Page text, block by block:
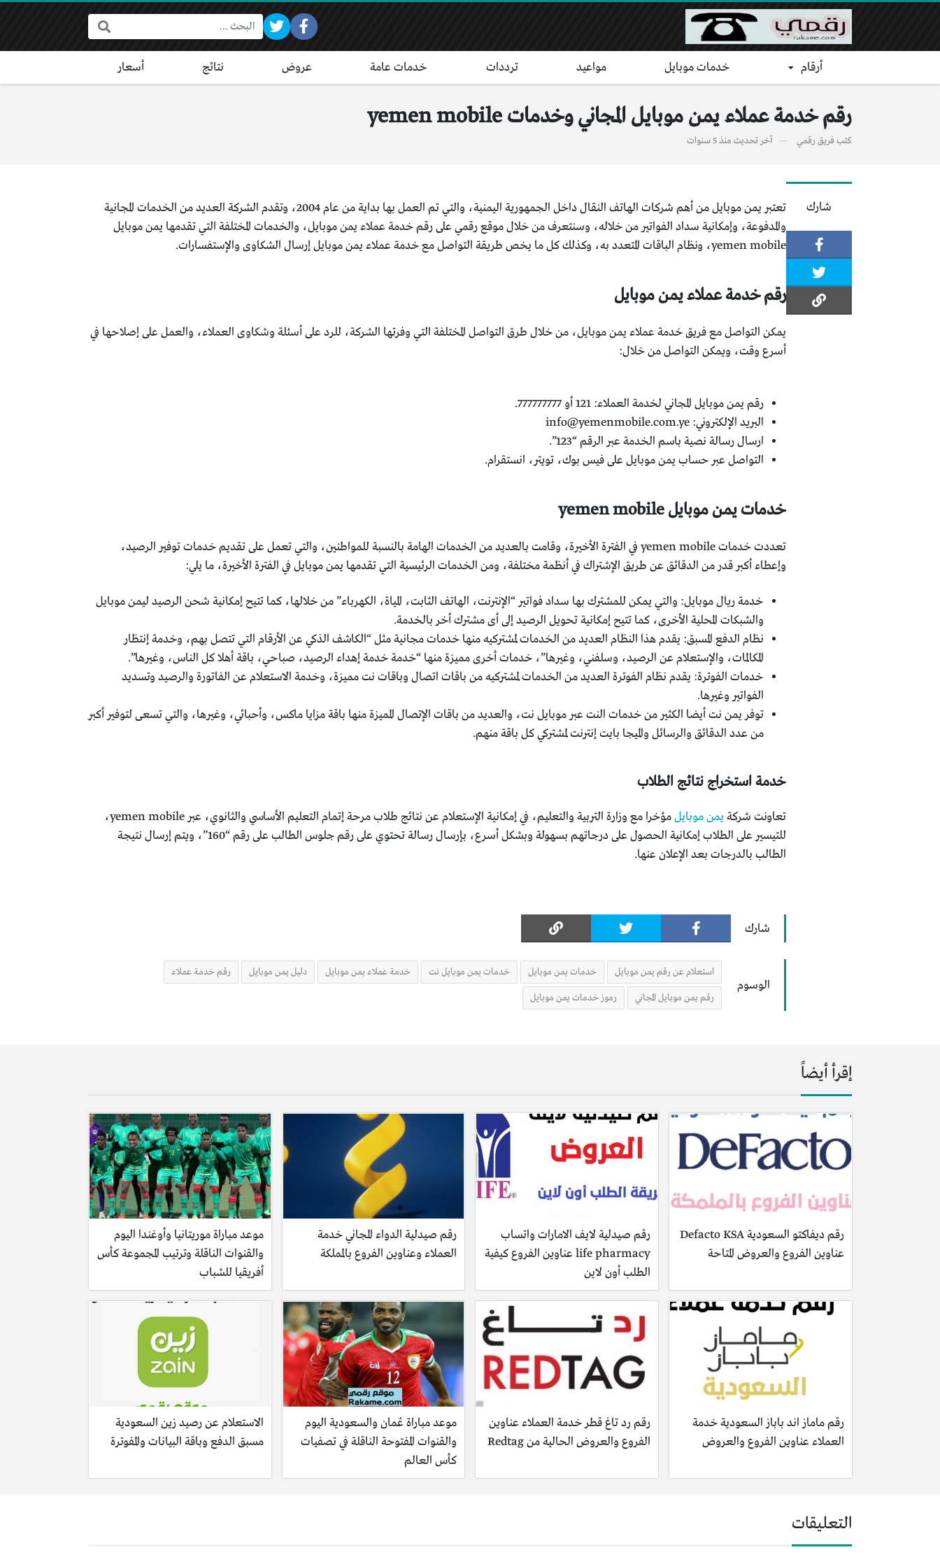
البحث:
أرقام خدمات موبايل مواعيد ترددات خدمات عامة عروض نتائج أسعار
رقم خدمة عملاء يمن موبايل المجاني وخدمات yemen mobile
كتب فريق رقمي آخر تحديث منذ 5 سنوات
شارك
تعتبر يمن موبايل من أهم شركات الهاتف النقال داخل الجمهورية اليمنية، والتي تم العمل بها بداية من عام 2004، وتقدم الشركة العديد من الخدمات المجانية
والمدفوعة، وإمكانية سداد الفواتير من خلاله، وسنتعرف من خلال موقع رقمي على رقم خدمة عملاء يمن موبايل، والخدمات المختلفة التي تقدمها يمن موبايل
yemen mobile، ونظام الباقات المتعدد به، وكذلك كل ما يخص طريقة التواصل مع خدمة عملاء يمن موبايل إرسال الشكاوى والإستفسارات.
رقم خدمة عملاء يمن موبايل
يمكن التواصل مع فريق خدمة عملاء يمن موبايل، من خلال طرق التواصل المختلفة التي وفرتها الشركة، للرد على أسئلة وشكاوى العملاء، والعمل على إصلاحها في
أسرع وقت، ويمكن التواصل من خلال:
رقم يمن موبايل المجاني لخدمة العملاء: 121 أو 777777777.
البريد الإلكتروني: info@yemenmobile.com.ye
ارسال رسالة نصية باسم الخدمة عبر الرقم “123”.
التواصل عبر حساب يمن موبايل على فيس بوك، تويتر، انستقرام.
خدمات يمن موبايل yemen mobile
تعددت خدمات yemen mobile في الفترة الأخيرة، وقامت بالعديد من الخدمات الهامة بالنسبة للمواطنين، والتي تعمل على تقديم خدمات توفير الرصيد،
وإعطاء أكبر قدر من الدقائق عن طريق الإشتراك في أنظمة مختلفة، ومن الخدمات الرئيسية التي تقدمها يمن موبايل في الفترة الأخيرة، ما يلي:
خدمة ريال موبايل: والتي يمكن للمشترك بها سداد فواتير “الإنترنت، الهاتف الثابت، المياة، الكهرباء” من خلالها، كما تتيح إمكانية شحن الرصيد ليمن موبايل
والشبكات المحلية الأخرى، كما تتيح إمكانية تحويل الرصيد إلى أى مشترك أخر بالخدمة.
نظام الدفع المسبق: يقدم هذا النظام العديد من الخدمات لمشتركيه منها خدمات مجانية مثل “الكاشف الذكي عن الأرقام التي تتصل بهم، وخدمة إنتظار
المكالمات، والإستعلام عن الرصيد، وسلفني، وغيرها”، خدمات أخرى مميزة منها “خدمة خدمة إهداء الرصيد، صباحي، باقة أهلا كل الناس، وغيرها”.
خدمات الفوترة: يقدم نظام الفوترة العديد من الخدمات لمشتركيه من باقات اتصال وباقات نت مميزة، وخدمة الاستعلام عن الفاتورة والرصيد وتسديد
الفواتير وغيرها.
توفر يمن نت أيضا الكثير من خدمات النت عبر موبايل نت، والعديد من باقات الإتصال المميزة منها باقة مزايا ماكس، وأحبائي، وغيرها، والتي تسعى لتوفير أكبر
من عدد الدقائق والرسائل والميجا بايت إنترنت لمشتركي كل باقة منهم.
خدمة استخراج نتائج الطلاب
تعاونت شركة يمن موبايل
مؤخرا مع وزارة التربية والتعليم، في إمكانية الإستعلام عن نتائج طلاب مرحة إتمام التعليم الأساسي والثانوي، عبر yemen mobile،
للتيسير على الطلاب إمكانية الحصول على درجاتهم بسهولة وبشكل أسرع، بإرسال رسالة تحتوي على رقم جلوس الطالب على رقم “160”، ويتم إرسال نتيجة
الطالب بالدرجات بعد الإعلان عنها.
شارك
الوسوم
استعلام عن رقم يمن موبايل خدمات يمن موبايل خدمات يمن موبايل نت خدمة عملاء يمن موبايل دليل يمن موبايل رقم خدمة عملاء
رقم يمن موبايل المجاني رموز خدمات يمن موبايل
إقرأ أيضاً
رقم ديفاكتو السعودية Defacto KSA
عناوين الفروع والعروض المتاحة
رقم صيدلية لايف الامارات واتساب
life pharmacy عناوين الفروع كيفية
الطلب أون لاين
رقم صيدلية الدواء المجاني خدمة
العملاء وعناوين الفروع بالمملكة
موعد مباراة موريتانيا وأوغندا اليوم
والقنوات الناقلة وترتيب المجموعة كأس
أفريقيا للشباب
رقم ماماز اند باباز السعودية خدمة
العملاء عناوين الفروع والعروض
رقم رد تاغ قطر خدمة العملاء عناوين
الفروع والعروض الحالية من Redtag
موعد مباراة عُمان والسعودية اليوم
والقنوات المفتوحة الناقلة في تصفيات
كأس العالم
الاستعلام عن رصيد زين السعودية
مسبق الدفع وباقة البيانات والمفوترة
التعليقات